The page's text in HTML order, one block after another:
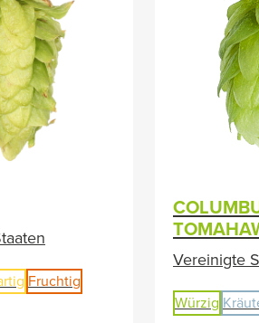
Fruchtig
Vereinigte
Würzig